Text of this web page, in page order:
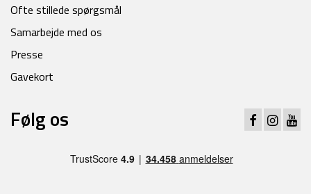
Ofte stillede spørgsmål
Samarbejde med os
Presse
Gavekort
Følg os